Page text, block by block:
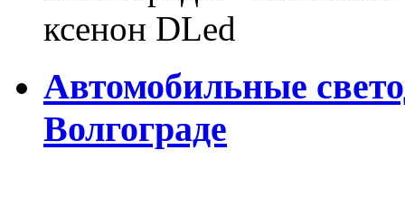
ксенон DLed
Автомобильные
Волгограде